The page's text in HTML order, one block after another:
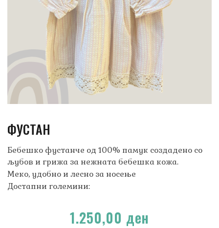
ФУСТАН
Бебешко фустанче од 100% памук создадено со
љубов и грижа за нежната бебешка кожа.
Меко, удобно и лесно за носење
Достапни големини:
1.250,00 ден